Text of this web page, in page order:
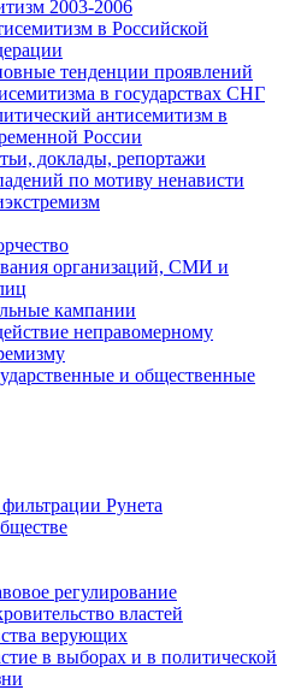
2003-2006
в Российской
тенденции проявлений
в государствах СНГ
антисемитизм в
России
доклады, репортажи
по мотиву ненависти
организаций, СМИ и
кампании
неправомерному
и общественные
Рунета
регулирование
властей
верующих
в выборах и в политической